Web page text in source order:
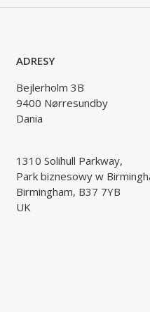
ADRESY
Bejlerholm 3B
9400 Nørresundby
Dania
1310 Solihull Parkway,
Park biznesowy w
Birmingham, B37 7YB
UK